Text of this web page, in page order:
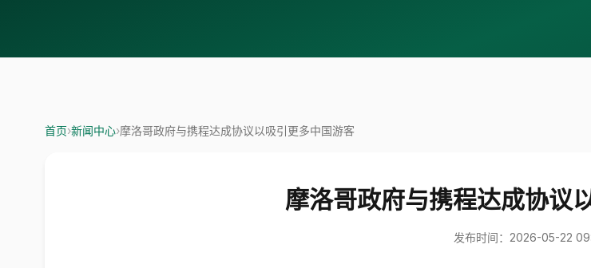
首页›新闻中心›摩洛哥政府与携程达成协议以吸引更多中国游客
摩洛哥政府与携程达成协议
发布时间：2026-05-22